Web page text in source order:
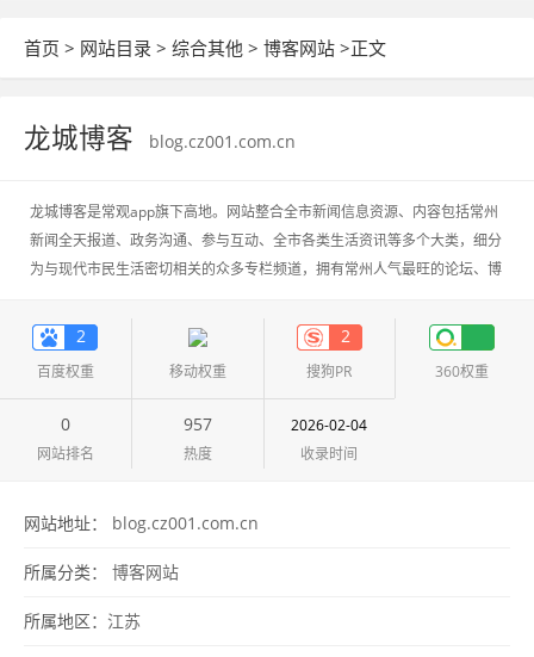
首页 > 网站目录 > 综合其他 > 博客网站 >正文
龙城博客 blog.cz001.com.cn
龙城博客是常观app旗下高地。网站整合全市新闻信息资源、内容包括常州
新闻全天报道、政务沟通、参与互动、全市各类生活资讯等多个大类，细分
为与现代市民生活密切相关的众多专栏频道，拥有常州人气最旺的论坛、博
2
百度权重 移动权重
2
搜狗PR 360权重
0
网站排名
957
热度
2026-02-04
收录时间
网站地址： blog.cz001.com.cn
所属分类： 博客网站
所属地区： 江苏